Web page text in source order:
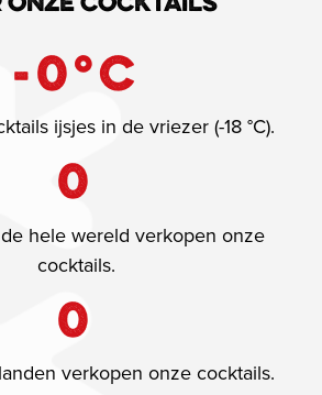
-0°C
ijsjes in de vriezer (-18 °C).
0
hele wereld verkopen onze
cocktails.
0
verkopen onze cocktails.